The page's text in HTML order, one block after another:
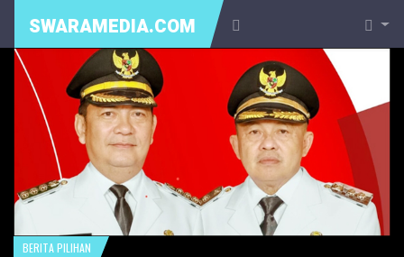
SWARAMEDIA.COM
BERITA PILIHAN